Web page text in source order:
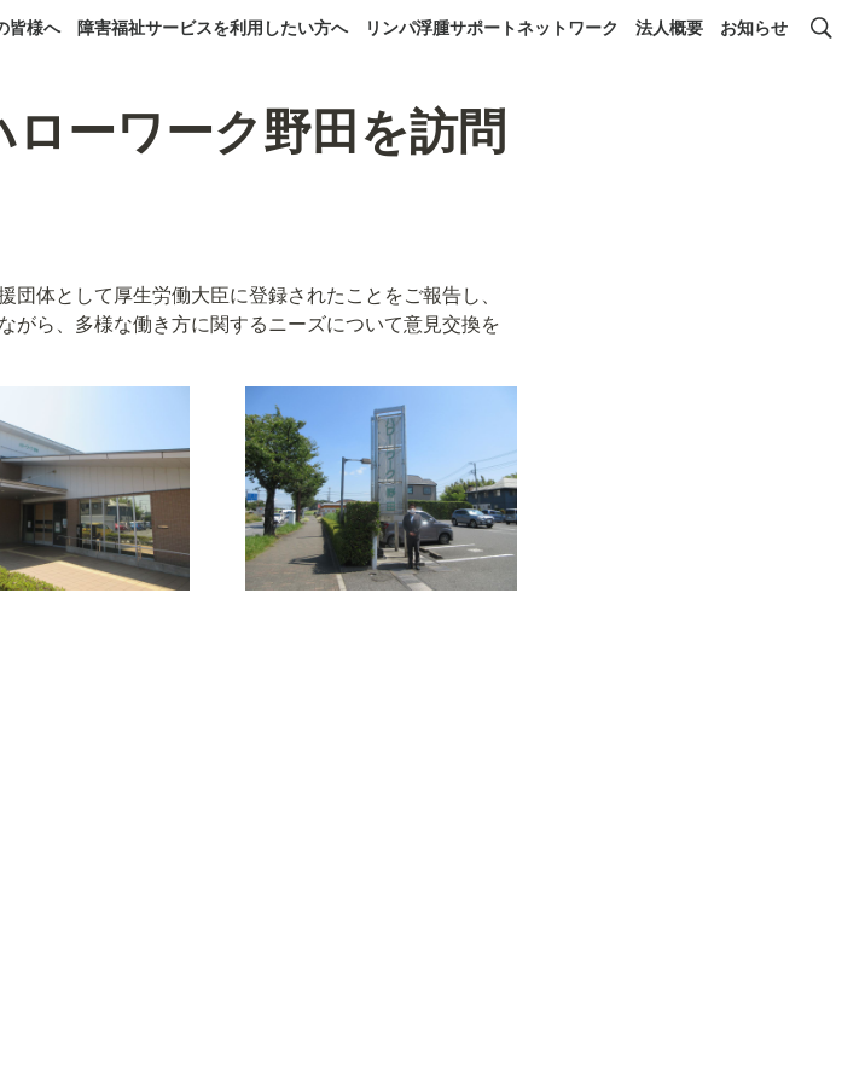
皆様へ 障害福祉サービスを利用したい方へ リンパ浮腫サポートネットワーク 法人概要 お知らせ
ーワーク野田を訪問
体として厚生労働大臣に登録されたことをご報告し、
がら、多様な働き方に関するニーズについて意見交換を